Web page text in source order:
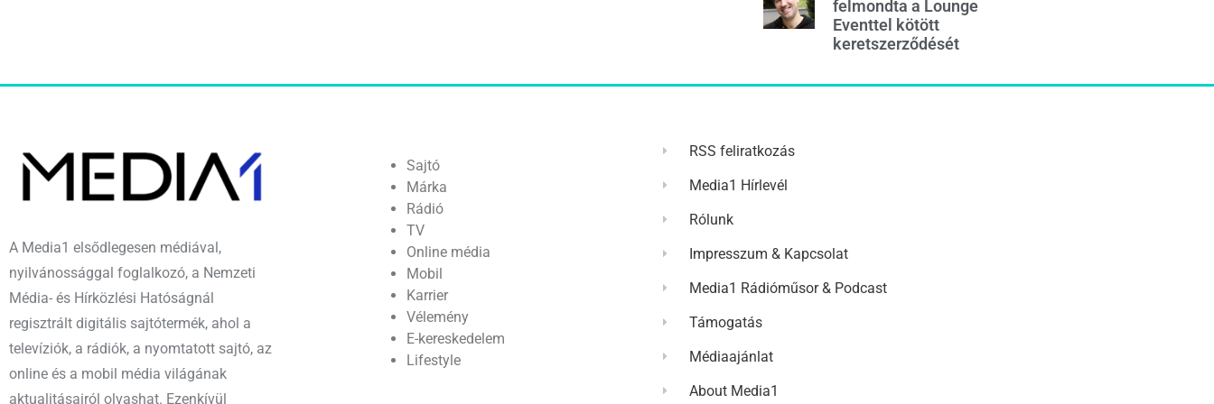
felmondta a Lounge
Eventtel kötött
keretszerződését
A Media1 elsődlegesen médiával,
nyilvánossággal foglalkozó, a Nemzeti
Média- és Hírközlési Hatóságnál
regisztrált digitális sajtótermék, ahol a
televíziók, a rádiók, a nyomtatott sajtó, az
online és a mobil média világának
aktualitásairól olvashat. Ezenkívül
Sajtó
Márka
Rádió
TV
Online média
Mobil
Karrier
Vélemény
E-kereskedelem
Lifestyle
RSS feliratkozás
Media1 Hírlevél
Rólunk
Impresszum & Kapcsolat
Media1 Rádióműsor & Podcast
Támogatás
Médiaajánlat
About Media1